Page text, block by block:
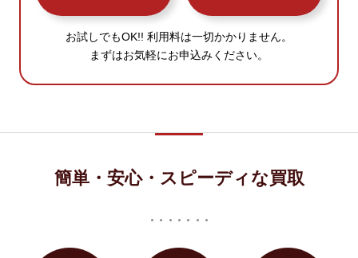
お試しでもOK!! 利用料は一切かかりません。
まずはお気軽にお申込みください。
簡単・安心・スピーディな買取